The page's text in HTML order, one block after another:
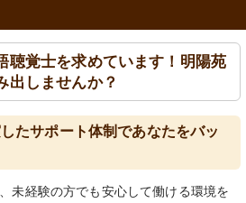
聴覚士を求めています！明陽苑
出しませんか？
たサポート体制であなたをバッ
未経験の方でも安心して働ける環境を